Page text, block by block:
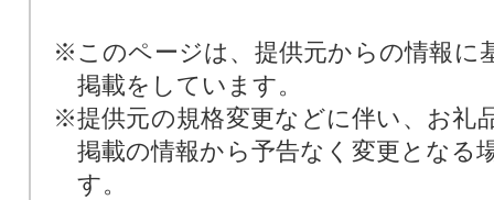
※このページは、提供元からの情報に
掲載をしています。
※提供元の規格変更などに伴い、お礼
掲載の情報から予告なく変更となる
す。